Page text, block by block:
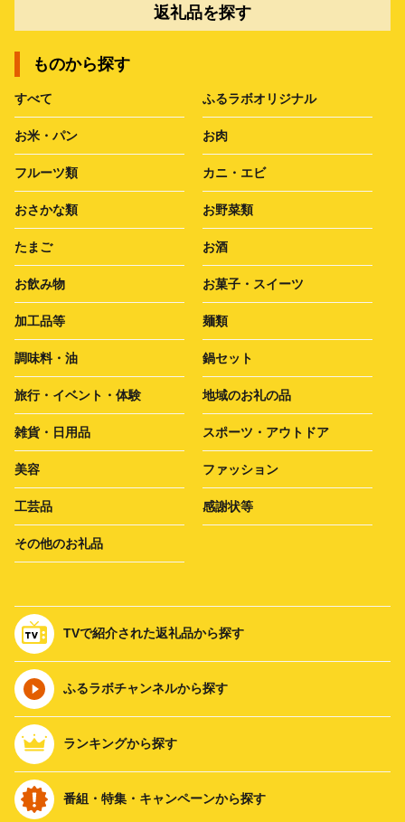
返礼品を探す
ものから探す
すべて ふるラボオリジナル
お米・パン お肉
フルーツ類 カニ・エビ
おさかな類 お野菜類
たまご お酒
お飲み物 お菓子・スイーツ
加工品等 麺類
調味料・油 鍋セット
旅行・イベント・体験 地域のお礼の品
雑貨・日用品 スポーツ・アウトドア
美容 ファッション
工芸品 感謝状等
その他のお礼品
TVで紹介された返礼品から探す
ふるラボチャンネルから探す
ランキングから探す
番組・特集・キャンペーンから探す